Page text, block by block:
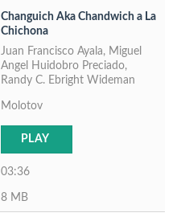
Changuich Aka Chandwich a La
Chichona
Juan Francisco Ayala, Miguel
Angel Huidobro Preciado,
Randy C. Ebright Wideman
Molotov
PLAY
03:36
8 MB